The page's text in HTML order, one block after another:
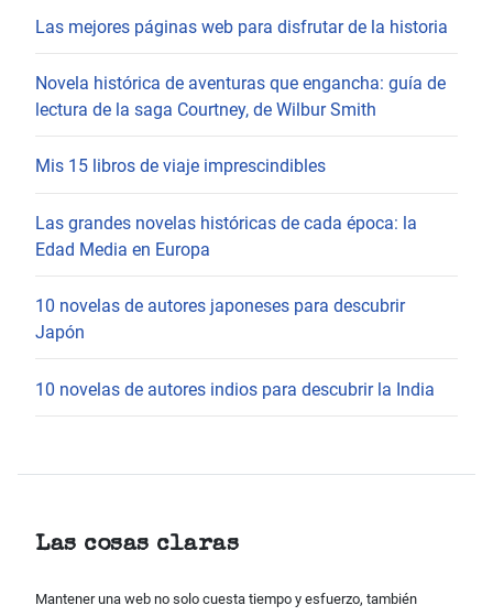
Las mejores páginas web para disfrutar de la historia
Novela histórica de aventuras que engancha: guía de
lectura de la saga Courtney, de Wilbur Smith
Mis 15 libros de viaje imprescindibles
Las grandes novelas históricas de cada época: la
Edad Media en Europa
10 novelas de autores japoneses para descubrir
Japón
10 novelas de autores indios para descubrir la India
Las cosas claras
Mantener una web no solo cuesta tiempo y esfuerzo, también